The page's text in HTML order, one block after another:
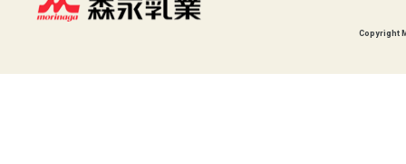
Copyright